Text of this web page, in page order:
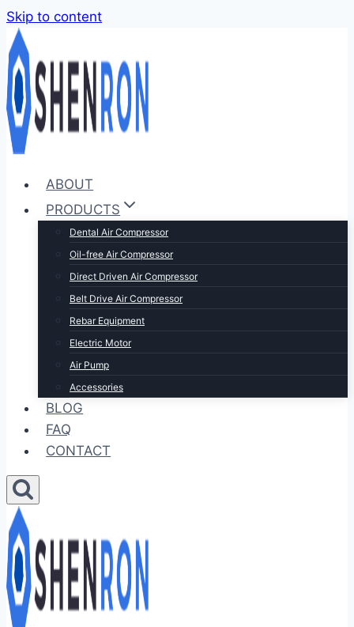
Skip to content
ABOUT
PRODUCTS
Dental Air Compressor
Oil-free Air Compressor
Direct Driven Air Compressor
Belt Drive Air Compressor
Rebar Equipment
Electric Motor
Air Pump
Accessories
BLOG
FAQ
CONTACT